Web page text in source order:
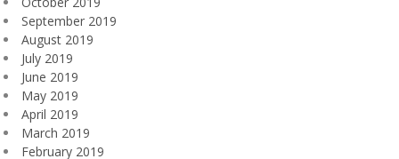
September 2019
August 2019
July 2019
June 2019
May 2019
April 2019
March 2019
February 2019